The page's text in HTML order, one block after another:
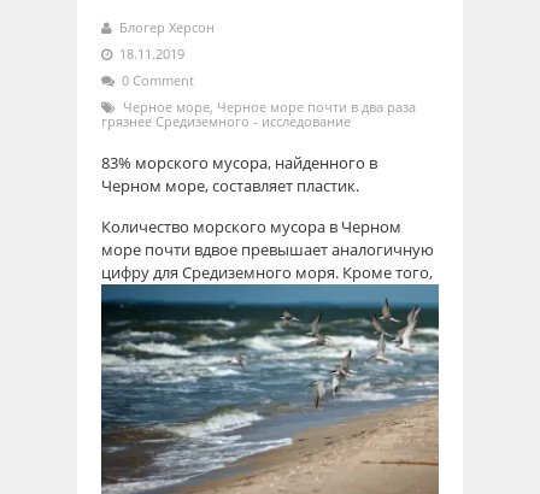
Блогер Херсон
18.11.2019
0 Comment
Черное море, Черное море почти в два раза
грязнее Средиземного - исследование
83% морского мусора, найденного в
Черном море, составляет пластик.
Количество морского мусора в Черном
море почти вдвое превышает аналогичную
цифру для Средиземного моря. Кроме того,